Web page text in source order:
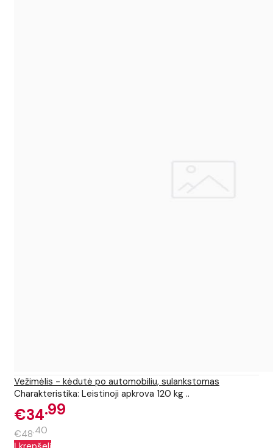
Vežimėlis - kėdutė po automobiliu, sulankstomas
Charakteristika: Leistinoji apkrova 120 kg ..
€34 99
€48 40